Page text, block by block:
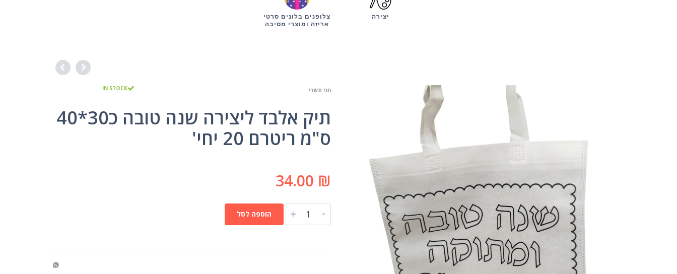
יצירה
צלופנים בלונים סרטי
אריזה ומוצרי מסיבה
חגי תשרי IN STOCK
תיק אלבד ליצירה שנה טובה כ30*40
ס"מ ריטרם 20 יחי'
34.00 ₪
-
+ הוספה לסל